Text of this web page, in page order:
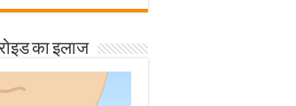
का इलाज